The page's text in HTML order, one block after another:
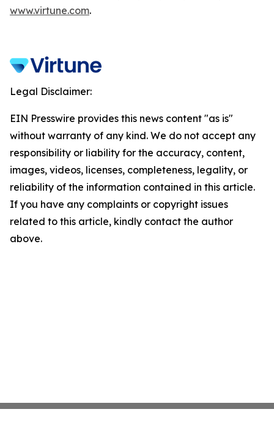
www.virtune.com.
Legal Disclaimer:
EIN Presswire provides this news content "as is"
without warranty of any kind. We do not accept any
responsibility or liability for the accuracy, content,
images, videos, licenses, completeness, legality, or
reliability of the information contained in this article.
If you have any complaints or copyright issues
related to this article, kindly contact the author
above.